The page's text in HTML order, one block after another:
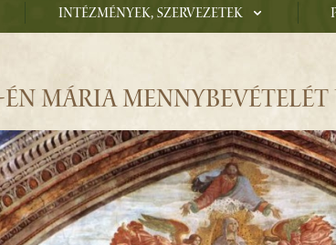
Intézmények, szervezetek
ÉN MÁRIA